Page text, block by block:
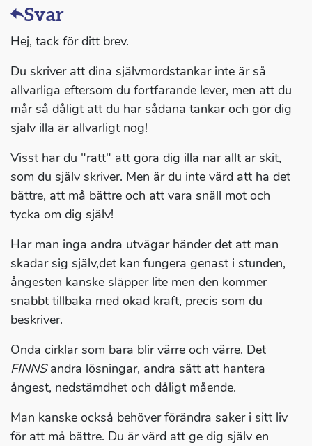
Svar
Hej, tack för ditt brev.
Du skriver att dina självmordstankar inte är så
allvarliga eftersom du fortfarande lever, men att du
mår så dåligt att du har sådana tankar och gör dig
själv illa är allvarligt nog!
Visst har du "rätt" att göra dig illa när allt är skit,
som du själv skriver. Men är du inte värd att ha det
bättre, att må bättre och att vara snäll mot och
tycka om dig själv!
Har man inga andra utvägar händer det att man
skadar sig själv,det kan fungera genast i stunden,
ångesten kanske släpper lite men den kommer
snabbt tillbaka med ökad kraft, precis som du
beskriver.
Onda cirklar som bara blir värre och värre. Det
FINNSandra lösningar, andra sätt att hantera
ångest, nedstämdhet och dåligt mående.
Man kanske också behöver förändra saker i sitt liv
för att må bättre. Du är värd att ge dig själv en